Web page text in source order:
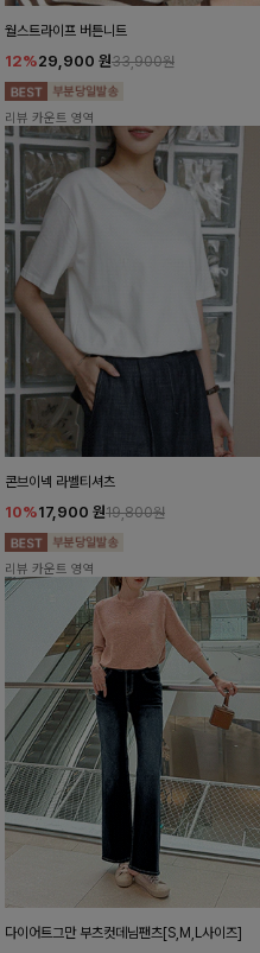
월스트라이프 버튼니트
12%29,900 원33,900원
리뷰 카운트 영역
콘브이넥 라벨티셔츠
10%17,900 원19,800원
리뷰 카운트 영역
다이어트그만 부츠컷데님팬츠[S,M,L사이즈]